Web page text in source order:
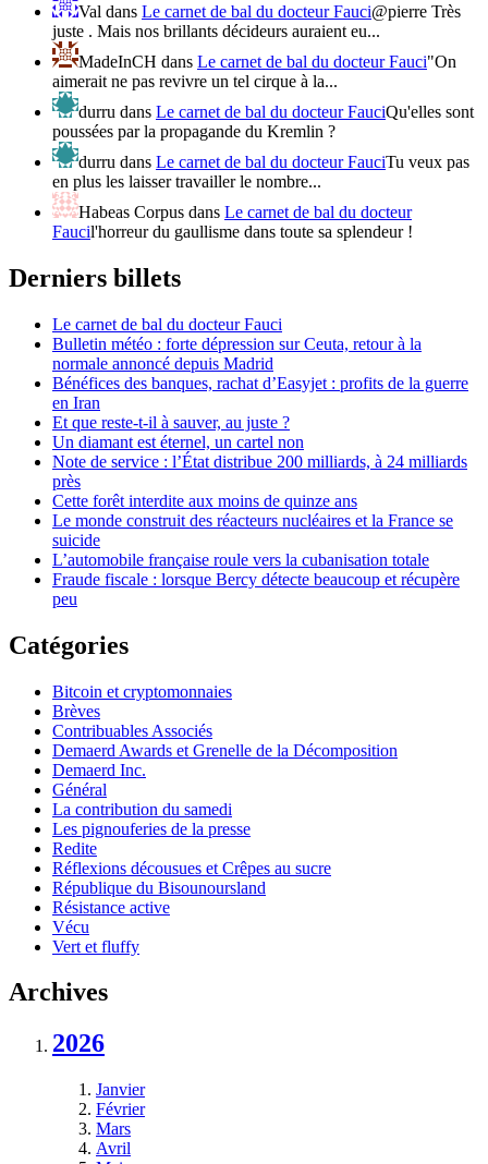
Val dans Le carnet de bal du docteur Fauci@pierre Très
juste . Mais nos brillants décideurs auraient eu...
MadeInCH dans Le carnet de bal du docteur Fauci"On
aimerait ne pas revivre un tel cirque à la...
durru dans Le carnet de bal du docteur FauciQu'elles sont
poussées par la propagande du Kremlin ?
durru dans Le carnet de bal du docteur FauciTu veux pas
en plus les laisser travailler le nombre...
Habeas Corpus dans Le carnet de bal du docteur
Faucil'horreur du gaullisme dans toute sa splendeur !
Derniers billets
Le carnet de bal du docteur Fauci
Bulletin météo : forte dépression sur Ceuta, retour à la
normale annoncé depuis Madrid
Bénéfices des banques, rachat d’Easyjet : profits de la guerre
en Iran
Et que reste-t-il à sauver, au juste ?
Un diamant est éternel, un cartel non
Note de service : l’État distribue 200 milliards, à 24 milliards
près
Cette forêt interdite aux moins de quinze ans
Le monde construit des réacteurs nucléaires et la France se
suicide
L’automobile française roule vers la cubanisation totale
Fraude fiscale : lorsque Bercy détecte beaucoup et récupère
peu
Catégories
Bitcoin et cryptomonnaies
Brèves
Contribuables Associés
Demaerd Awards et Grenelle de la Décomposition
Demaerd Inc.
Général
La contribution du samedi
Les pignouferies de la presse
Redite
Réflexions décousues et Crêpes au sucre
République du Bisounoursland
Résistance active
Vécu
Vert et fluffy
Archives
2026
Janvier
Février
Mars
Avril